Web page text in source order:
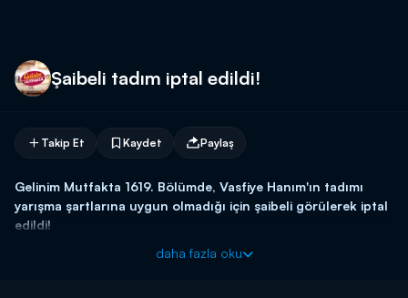
Şaibeli tadım iptal edildi!
Takip Et Kaydet Paylaş
Gelinim Mutfakta 1619. Bölümde, Vasfiye Hanım'ın tadımı
yarışma şartlarına uygun olmadığı için şaibeli görülerek iptal
edildi!
Başladığı tarihten itibaren hafta birincilerine 10 altın bilezik ödül
daha fazla oku